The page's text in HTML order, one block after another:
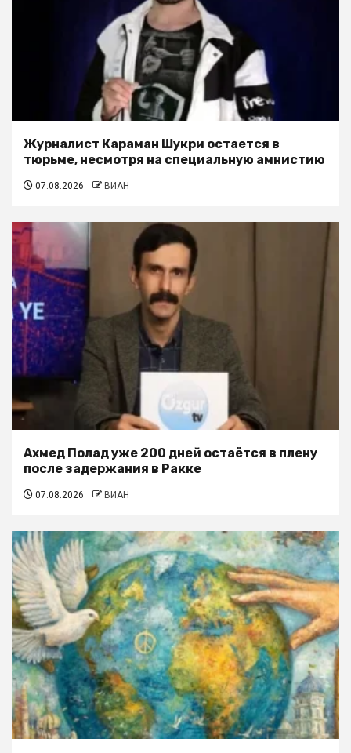
Журналист Караман Шукри остается в
тюрьме, несмотря на специальную амнистию
07.08.2026 ВИАН
Ахмед Полад уже 200 дней остаётся в плену
после задержания в Ракке
07.08.2026 ВИАН